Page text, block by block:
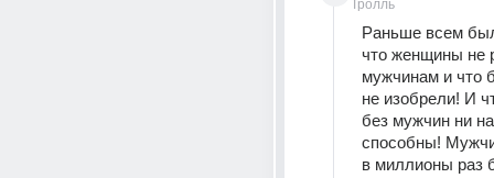
Тролль
Раньше всем
что женщины не
мужчинам и что
не изобрели! И
без мужчин ни
способны!
в миллионы раз